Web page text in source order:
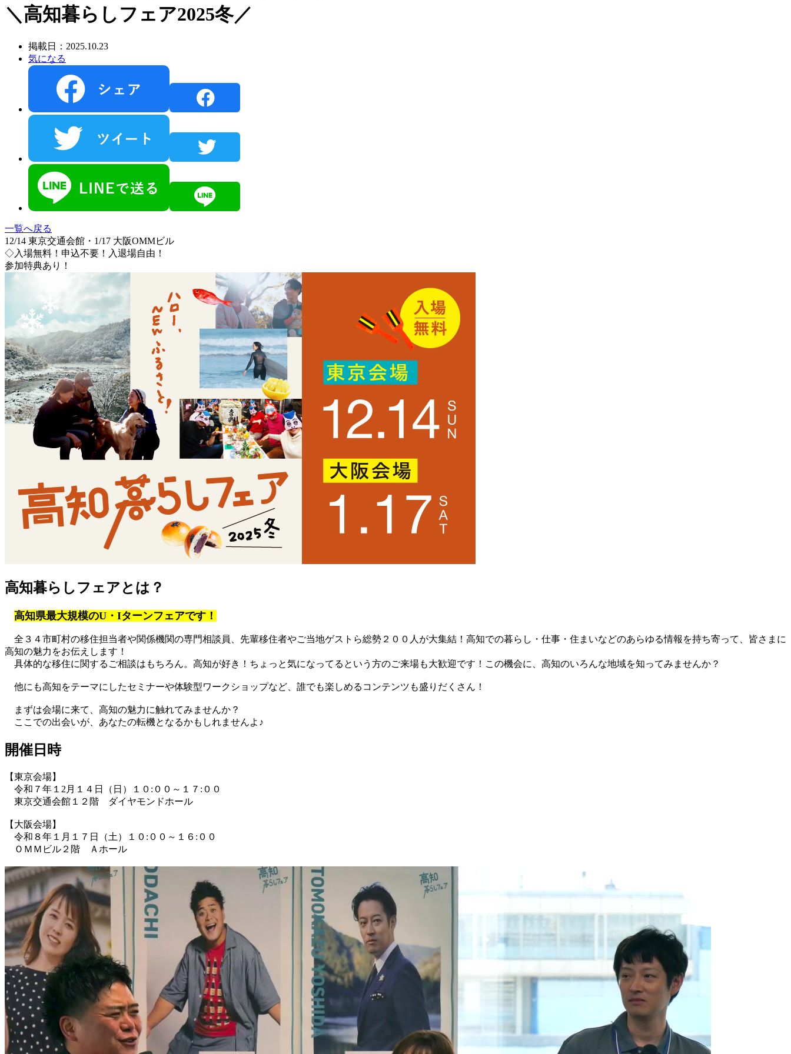
＼高知暮らしフェア2025冬／
掲載日：2025.10.23
気になる
一覧へ戻る
12/14 東京交通会館・1/17 大阪OMMビル
◇入場無料！申込不要！入退場自由！
参加特典あり！
高知暮らしフェアとは？
高知県最大規模のU・Iターンフェアです！
全３４市町村の移住担当者や関係機関の専門相談員、先輩移住者やご当地ゲストら総勢２００人が大集結！高知での暮らし・仕事・住まいなどのあらゆる情報を持ち寄って、皆さまに
高知の魅力をお伝えします！
具体的な移住に関するご相談はもちろん。高知が好き！ちょっと気になってるという方のご来場も大歓迎です！この機会に、高知のいろんな地域を知ってみませんか？
他にも高知をテーマにしたセミナーや体験型ワークショップなど、誰でも楽しめるコンテンツも盛りだくさん！
まずは会場に来て、高知の魅力に触れてみませんか？
ここでの出会いが、あなたの転機となるかもしれませんよ♪
開催日時
【東京会場】
令和７年１2月１４日（日）１０:００～１７:００
東京交通会館１２階 ダイヤモンドホール
【大阪会場】
令和８年１月１７日（土）１０:００～１６:００
ＯＭＭビル２階 Ａホール